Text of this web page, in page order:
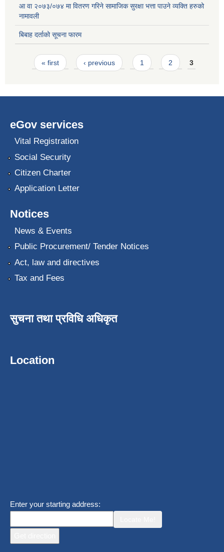
आ वा २०७३/०७४ मा वितरण गरिने सामाजिक सुरक्षा भत्ता पाउने व्यक्ति हरुको
नामावली
बिबाह दर्ताको सूचना फारम
Pages
« first ‹ previous 1 2 3
eGov services
Vital Registration
Social Security
Citizen Charter
Application Letter
Notices
News & Events
Public Procurement/ Tender Notices
Act, law and directives
Tax and Fees
सुचना तथा प्रविधि अधिकृत
Location
Enter your starting address: